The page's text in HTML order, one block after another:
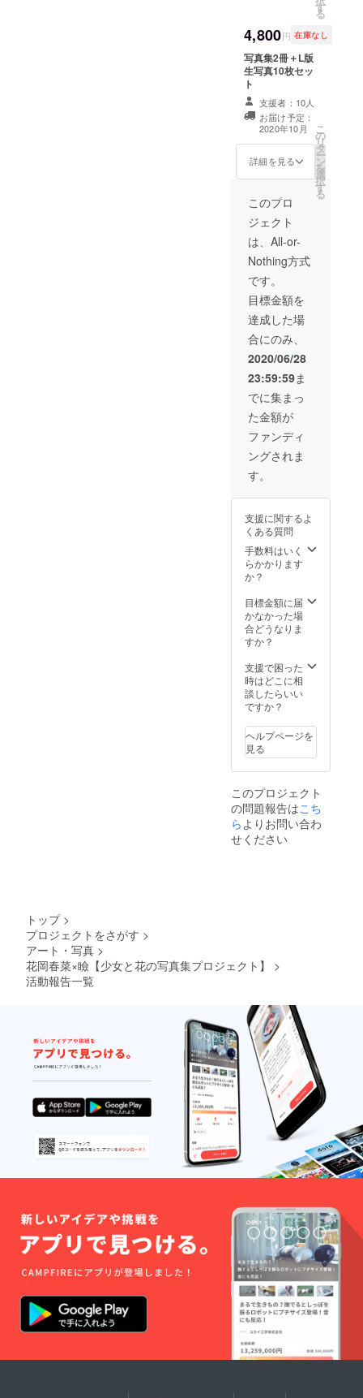
す
る
4,800円 在庫なし
写真集2冊＋L版
生写真10枚セッ
ト
支援者：10人
お届け予定：
2020年10月
詳細を見る
こ
の
リ
タ
ー
ン
を
選
択
す
る
このプロ
ジェクト
は、All-or-
Nothing方式
です。
目標金額を
達成した場
合にのみ、
2020/06/28
23:59:59ま
でに集まっ
た金額が
ファンディ
ングされま
す。
支援に関するよ
くある質問
手数料はいく
らかかります
か？
目標金額に届
かなかった場
合どうなりま
すか？
支援で困った
時はどこに相
談したらいい
ですか？
ヘルプページを
見る
このプロジェクト
の問題報告はこち
ら よりお問い合わ
せください
トップ >
プロジェクトをさがす >
アート・写真 >
花岡春菜×瞼【少女と花の写真集プロジェクト】
>
活動報告一覧